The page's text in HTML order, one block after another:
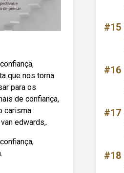
que nos torna
para os
de confiança,
carisma:
edwards,.
#15
#16
#17
#18